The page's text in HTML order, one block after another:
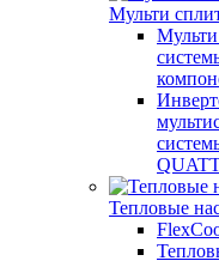
Мульти
Тепловые